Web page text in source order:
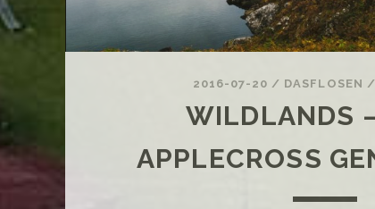
2016-07-20 / DASFLOSEN /
WILDLANDS
APPLECROSS